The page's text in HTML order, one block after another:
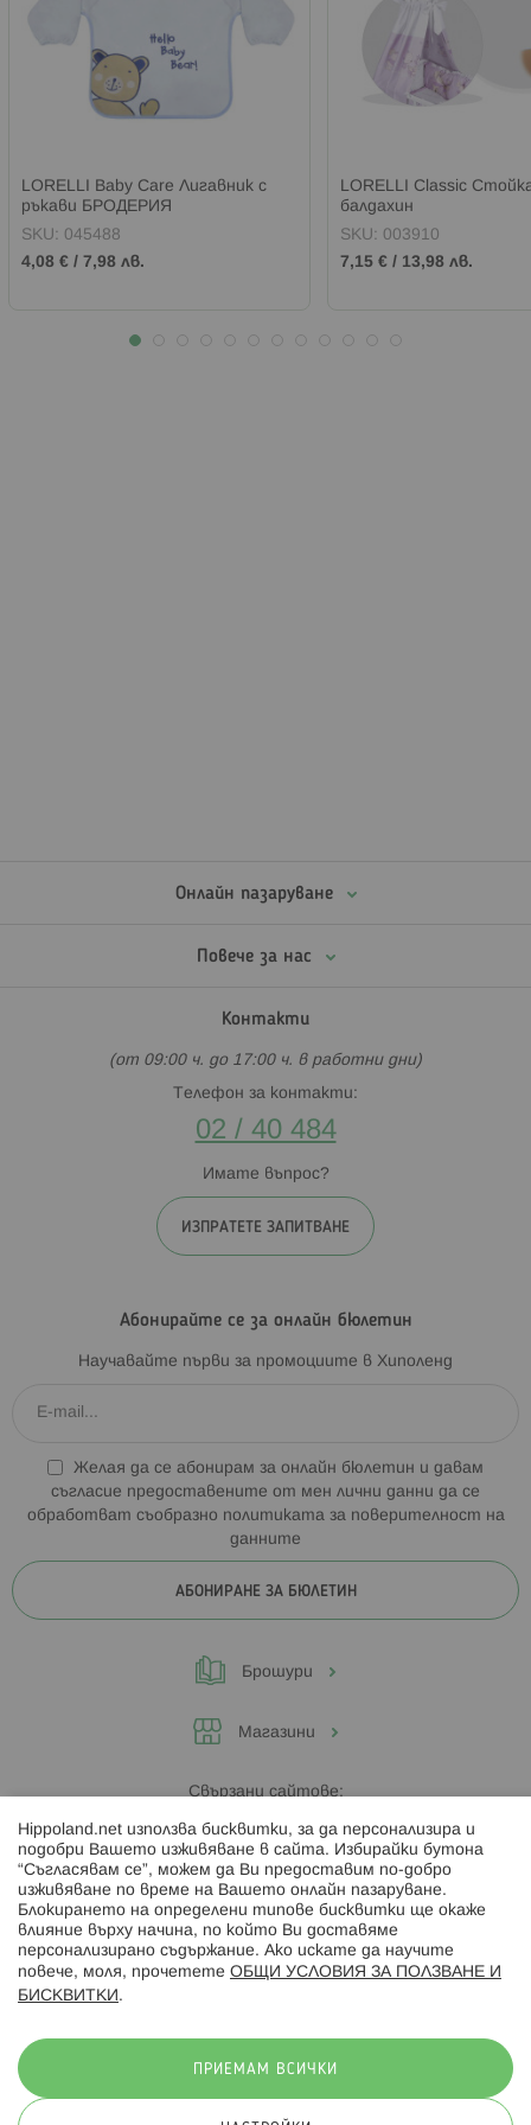
LORELLI Baby Care Лигавник с
ръкави БРОДЕРИЯ
SKU: 045488
4,08 € / 7,98 лв.
LORELLI Classic
балдахин
SKU: 003910
7,15 € / 13,98 лв.
Онлайн пазаруване
Повече за нас
Контакти
(от 09:00 ч. до 17:00 ч. в работни дни)
Телефон за контакти:
02 / 40 484
Имате въпрос?
ИЗПРАТЕТЕ ЗАПИТВАНЕ
Абонирайте се за онлайн бюлетин
Научавайте първи за промоциите в Хиполенд
Желая да се абонирам за онлайн бюлетин и давам
съгласие предоставените от мен лични данни да се
обработват съобразно политиката за поверителност на
данните
АБОНИРАНЕ ЗА БЮЛЕТИН
Брошури
Магазини
Свързани сайтове:
Hippoland.ro
Последвайте ни:
Hippoland.net използва бисквитки, за да персонализира и
подобри Вашето изживяване в сайта. Избирайки бутона
“Съгласявам се”, можем да Ви предоставим по-добро
изживяване по време на Вашето онлайн пазаруване.
Блокирането на определени типове бисквитки ще окаже
влияние върху начина, по който Ви доставяме
персонализирано съдържание. Ако искате да научите
повече, моля, прочетете ОБЩИ УСЛОВИЯ ЗА ПОЛЗВАНЕ И
БИСКВИТКИ .
ПРИЕМАМ ВСИЧКИ